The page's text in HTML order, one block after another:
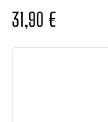
31,90 €